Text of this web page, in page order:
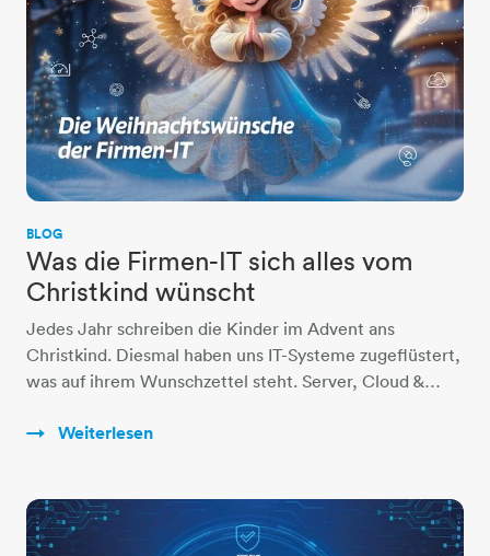
BLOG
Was die Firmen-IT sich alles vom
Christkind wünscht
Jedes Jahr schreiben die Kinder im Advent ans
Christkind. Diesmal haben uns IT-Systeme zugeflüstert,
was auf ihrem Wunschzettel steht. Server, Cloud &…
Weiterlesen